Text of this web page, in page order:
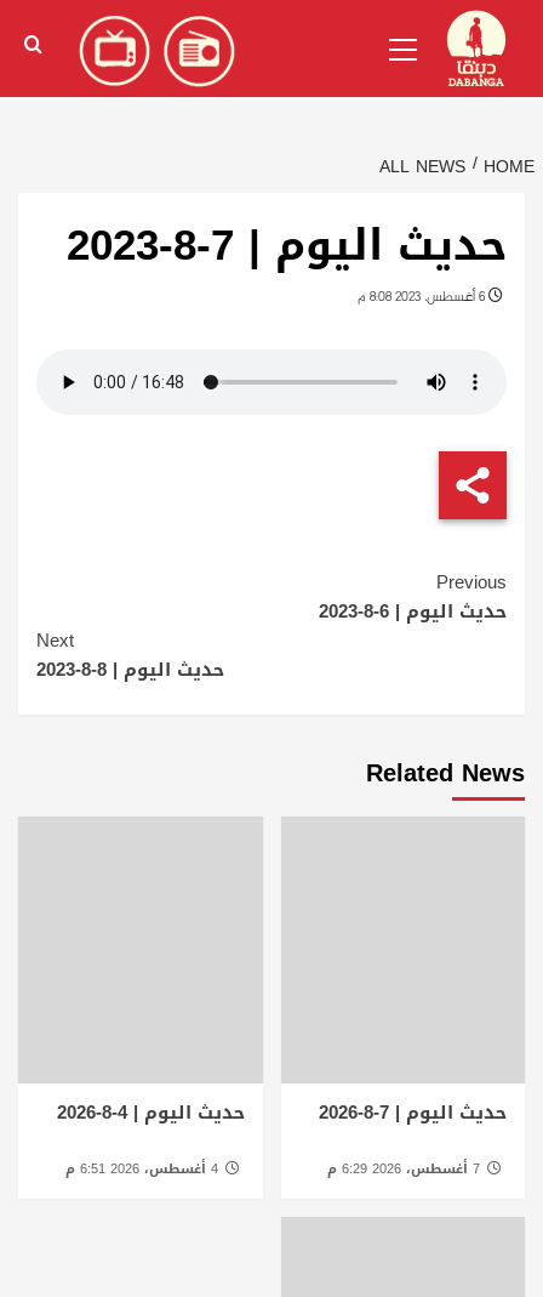
content
الإنجليزية)
Menu
HOME
ALL NEWS
حديث اليوم | 7-8-2023
Continue
Reading
Previous
حديث اليوم | 6-8-2023
Next
حديث اليوم | 8-8-2023
Related News
حديث اليوم | 7-8-2026 حديث اليوم | 4-8-2026
4 أغسطس، 2026 6:51 م